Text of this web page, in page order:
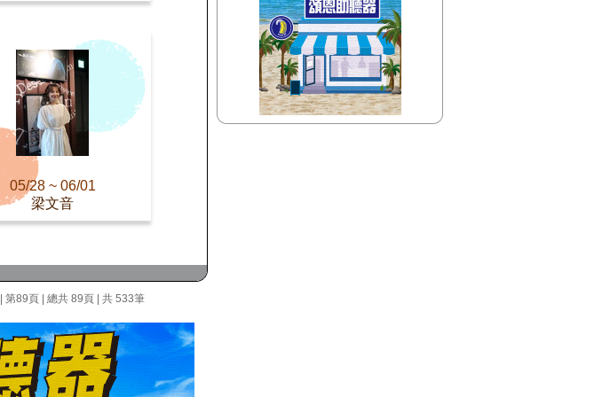
05/28 ~ 06/01
梁文音
第89頁| 總共 89頁 | 共 533筆